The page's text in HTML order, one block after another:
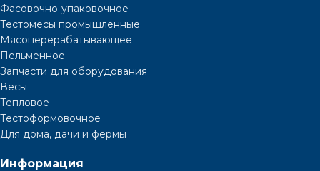
Фасовочно-упаковочное
Тестомесы промышленные
Мясоперерабатывающее
Пельменное
Запчасти для оборудования
Весы
Тепловое
Тестоформовочное
Для дома, дачи и фермы
Информация